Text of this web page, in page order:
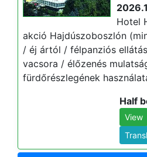
Hotel
akció Hajdúszoboszlón
/ éj ártól / félpanziós
vacsora / élőzenés
fürdőrészlegének
Half
View